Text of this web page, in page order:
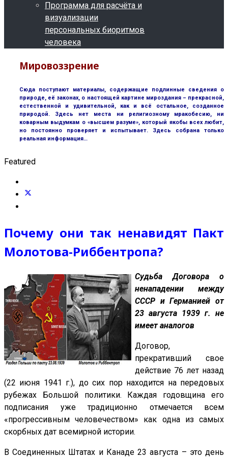
Программа для расчёта и
визуализации
персональных биоритмов
человека
Мировоззрение
Сюда поступают материалы, содержащие подлинные сведения о
природе, её законах, о настоящей картине мироздания – прекрасной,
естественной и удивительной, как и всё остальное, созданное
природой. Здесь нет места ни религиозному мракобесию, ни
коварным выдумкам о «высшем разуме», который якобы всех любит,
но постоянно проверяет и испытывает. Здесь собрана только
реальная информация…
Featured
Почему они так ненавидят Пакт
Молотова-Риббентропа?
Судьба Договора о
ненападении между
СССР и Германией от
23 августа 1939 г. не
имеет аналогов
Договор,
прекративший свое
действие 76 лет назад
(22 июня 1941 г.), до сих пор находится на передовых
рубежах Большой политики. Каждая годовщина его
подписания уже традиционно отмечается всем
«прогрессивным человечеством» как одна из самых
скорбных дат всемирной истории.
В Соединенных Штатах и Канаде 23 августа – это день